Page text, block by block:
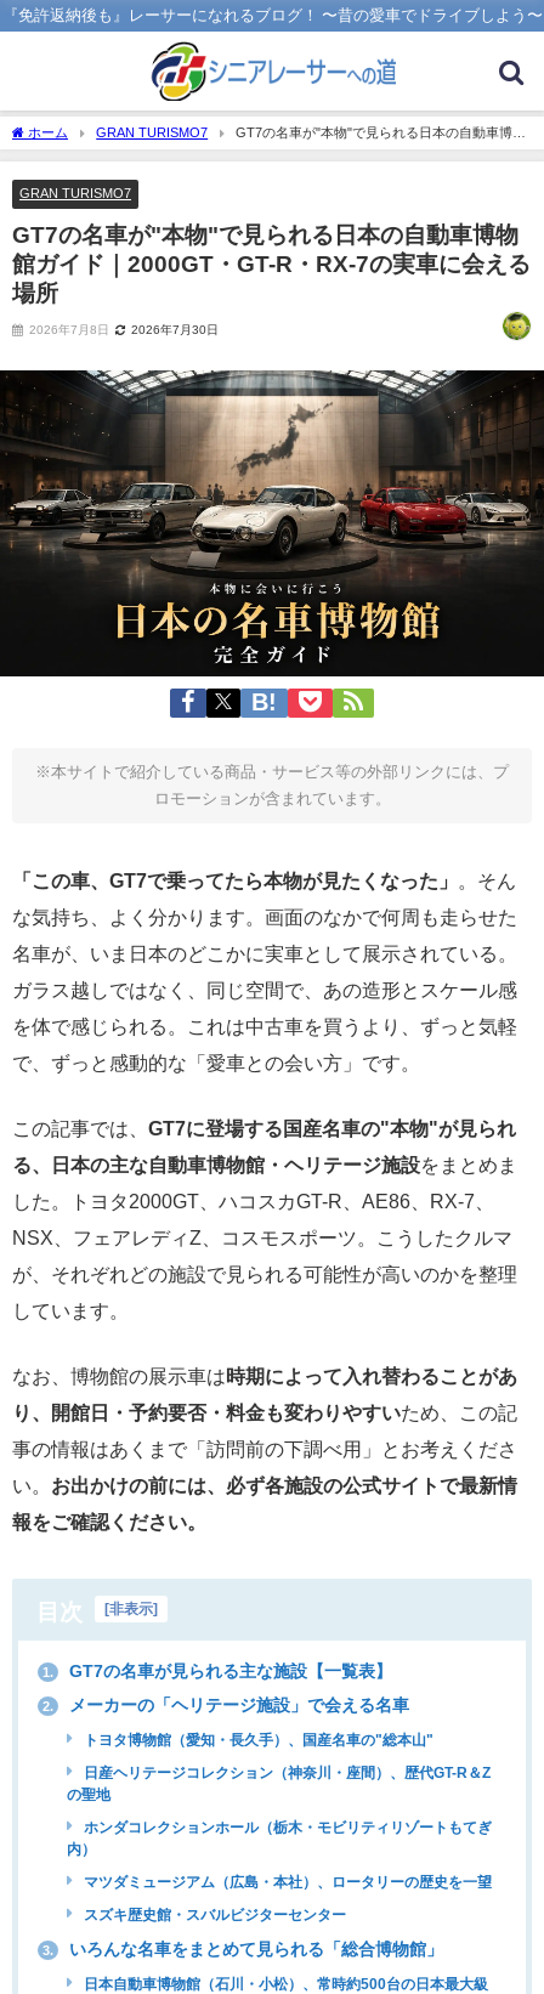
『免許返納後も』レーサーになれるブログ！ 〜昔の愛車でドライブしよう〜
ホーム GRAN TURISMO7
GT7の名車が"本物"で見られる日本の自動車博物
館ガイド｜2000GT・GT-R・RX-7の実車に会える場所
GRAN TURISMO7
GT7の名車が"本物"で見られる日本の自動車博物
館ガイド｜2000GT・GT-R・RX-7の実車に会える
場所
2026年7月8日 2026年7月30日
※本サイトで紹介している商品・サービス等の外部リンクには、プ
ロモーションが含まれています。
「この車、GT7で乗ってたら本物が見たくなった」
。そん
な気持ち、よく分かります。画面のなかで何周も走らせた
名車が、いま日本のどこかに実車として展示されている。
ガラス越しではなく、同じ空間で、あの造形とスケール感
を体で感じられる。これは中古車を買うより、ずっと気軽
で、ずっと感動的な「愛車との会い方」です。
この記事では、 GT7に登場する国産名車の"本物"が見られ
る、日本の主な自動車博物館・ヘリテージ施設をまとめま
した。トヨタ2000GT、ハコスカGT-R、AE86、RX-7、
NSX、フェアレディZ、コスモスポーツ。こうしたクルマ
が、それぞれどの施設で見られる可能性が高いのかを整理
しています。
なお、博物館の展示車は時期によって入れ替わることがあ
り、開館日・予約要否・料金も変わりやすいため、この記
事の情報はあくまで「訪問前の下調べ用」とお考えくださ
い。 お出かけの前には、必ず各施設の公式サイトで最新情
報をご確認ください。
目次 [非表示]
1. GT7の名車が見られる主な施設【一覧表】
2. メーカーの「ヘリテージ施設」で会える名車
トヨタ博物館（愛知・長久手）、国産名車の"総本山"
日産ヘリテージコレクション（神奈川・座間）、歴代GT-R＆Z
の聖地
ホンダコレクションホール（栃木・モビリティリゾートもてぎ
内）
マツダミュージアム（広島・本社）、ロータリーの歴史を一望
スズキ歴史館・スバルビジターセンター
3. いろんな名車をまとめて見られる「総合博物館」
日本自動車博物館（石川・小松）、常時約500台の日本最大級